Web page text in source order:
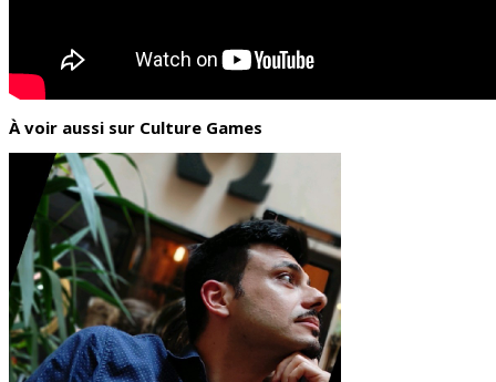
À voir aussi sur Culture Games